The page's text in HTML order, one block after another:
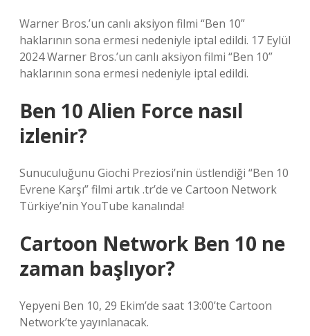
Warner Bros.’un canlı aksiyon filmi “Ben 10”
haklarının sona ermesi nedeniyle iptal edildi. 17 Eylül
2024 Warner Bros.’un canlı aksiyon filmi “Ben 10”
haklarının sona ermesi nedeniyle iptal edildi.
Ben 10 Alien Force nasıl
izlenir?
Sunuculuğunu Giochi Preziosi’nin üstlendiği “Ben 10
Evrene Karşı” filmi artık .tr’de ve Cartoon Network
Türkiye’nin YouTube kanalında!
Cartoon Network Ben 10 ne
zaman başlıyor?
Yepyeni Ben 10, 29 Ekim’de saat 13:00’te Cartoon
Network’te yayınlanacak.